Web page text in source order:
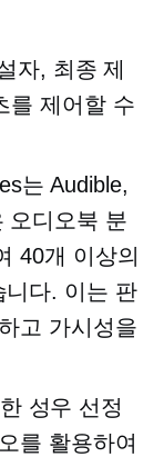
자, 최종 제
를 제어할 수
는 Audible,
오디오북 분
40개 이상의
니다. 이는 판
고 가시성을
성우 선정
를 활용하여